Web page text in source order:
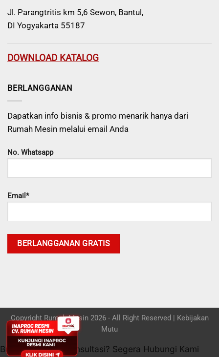
Jl. Parangtritis km 5,6 Sewon, Bantul,
DI Yogyakarta 55187
DOWNLOAD KATALOG
BERLANGGANAN
Dapatkan info bisnis & promo menarik hanya dari
Rumah Mesin melalui email Anda
No. Whatsapp
Email*
Copyright Rumah Mesin 2026 - All Right Reserved | Kebijakan
Mutu
Butuh bantuan / konsultasi? Segera Hubungi Kami